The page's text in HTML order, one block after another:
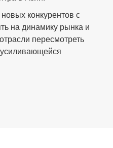
конкурентов с
на динамику рынка и
пересмотреть
усиливающейся